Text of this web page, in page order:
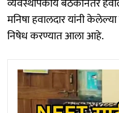
व्यवस्थापकीय बैठकीनंतर
मनिषा हवालदार यांनी
निषेध करण्यात आला आहे.